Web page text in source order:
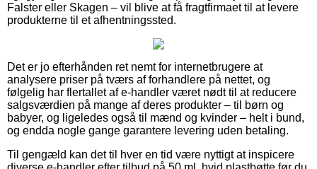
Falster eller Skagen – vil blive at få fragtfirmaet til at levere
produkterne til et afhentningssted.
Det er jo efterhånden ret nemt for internetbrugere at
analysere priser på tværs af forhandlere på nettet, og
følgelig har flertallet af e-handler været nødt til at reducere
salgsværdien på mange af deres produkter – til børn og
babyer, og ligeledes også til mænd og kvinder – helt i bund,
og endda nogle gange garantere levering uden betaling.
Til gengæld kan det til hver en tid være nyttigt at inspicere